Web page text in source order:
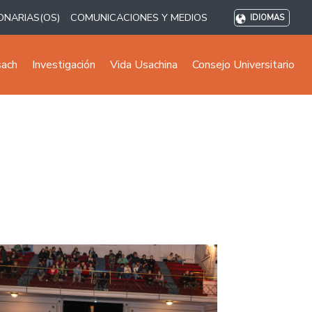
COMUNICACIONES Y MEDIOS IDIOMAS
Investigación Vida Usachina Consejo Universitario